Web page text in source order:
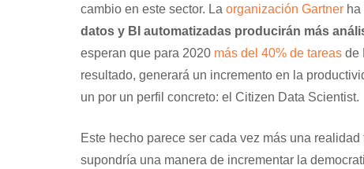
cambio en este sector. La organización Gartner
datos y BI automatizadas producirán más
esperan que para 2020 más del 40% de tareas de
resultado, generará un incremento en la
un por un perfil concreto: el Citizen Data Scientist.
Este hecho parece ser cada vez más una
supondría una manera de incrementar la